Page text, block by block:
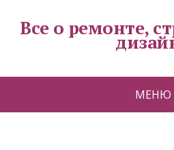
Все о ремонте,
МЕНЮ